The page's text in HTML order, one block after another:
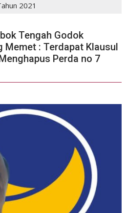
2021
Tengah Godok
Memet : Terdapat Klausul
Perda no 7